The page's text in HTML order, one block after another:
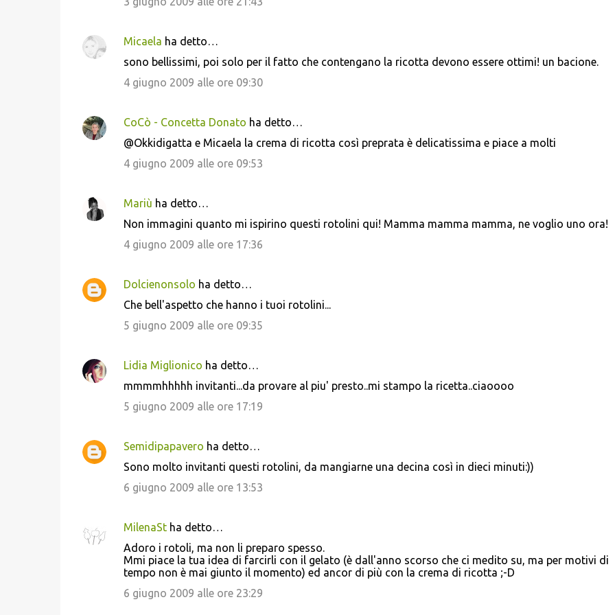
Micaela ha detto…
sono bellissimi, poi solo per il fatto che contengano la ricotta devono essere ottimi! un bacione.
4 giugno 2009 alle ore 09:30
CoCò - Concetta Donato ha detto…
@Okkidigatta e Micaela la crema di ricotta così preprata è delicatissima e piace a molti
4 giugno 2009 alle ore 09:53
Mariù ha detto…
Non immagini quanto mi ispirino questi rotolini qui! Mamma mamma mamma, ne voglio uno ora!
4 giugno 2009 alle ore 17:36
Dolcienonsolo ha detto…
Che bell'aspetto che hanno i tuoi rotolini...
5 giugno 2009 alle ore 09:35
Lidia Miglionico ha detto…
mmmmhhhhh invitanti...da provare al piu' presto..mi stampo la ricetta..ciaoooo
5 giugno 2009 alle ore 17:19
Semidipapavero ha detto…
Sono molto invitanti questi rotolini, da mangiarne una decina così in dieci minuti:))
6 giugno 2009 alle ore 13:53
MilenaStha detto…
Adoro i rotoli, ma non li preparo spesso.
Mmi piace la tua idea di farcirli con il gelato (è dall'anno scorso che ci medito su, ma per motivi di
tempo non è mai giunto il momento) ed ancor di più con la crema di ricotta ;-D
6 giugno 2009 alle ore 23:29